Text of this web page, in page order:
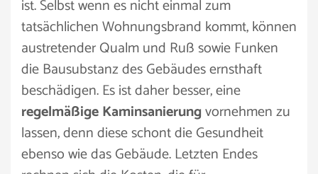
ist. Selbst wenn es nicht einmal zum
tatsächlichen Wohnungsbrand kommt, können
austretender Qualm und Ruß sowie Funken
die Bausubstanz des Gebäudes ernsthaft
beschädigen. Es ist daher besser, eine
regelmäßige Kaminsanierungvornehmen zu
lassen, denn diese schont die Gesundheit
ebenso wie das Gebäude. Letzten Endes